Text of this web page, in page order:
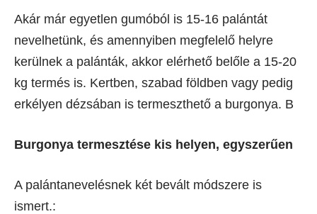
Akár már egyetlen gumóból is 15-16 palántát
nevelhetünk, és amennyiben megfelelő helyre
kerülnek a palánták, akkor elérhető belőle a 15-20
kg termés is. Kertben, szabad földben vagy pedig
erkélyen dézsában is termeszthető a burgonya. B
Burgonya termesztése kis helyen, egyszerűen
A palántanevelésnek két bevált módszere is
ismert.: